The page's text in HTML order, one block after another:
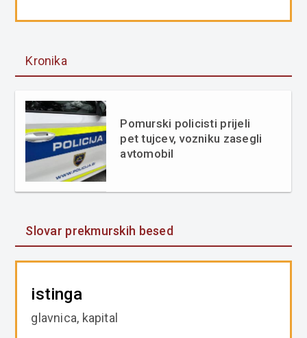
Kronika
Pomurski policisti prijeli
pet tujcev, vozniku zasegli
avtomobil
Slovar prekmurskih besed
istinga
glavnica, kapital